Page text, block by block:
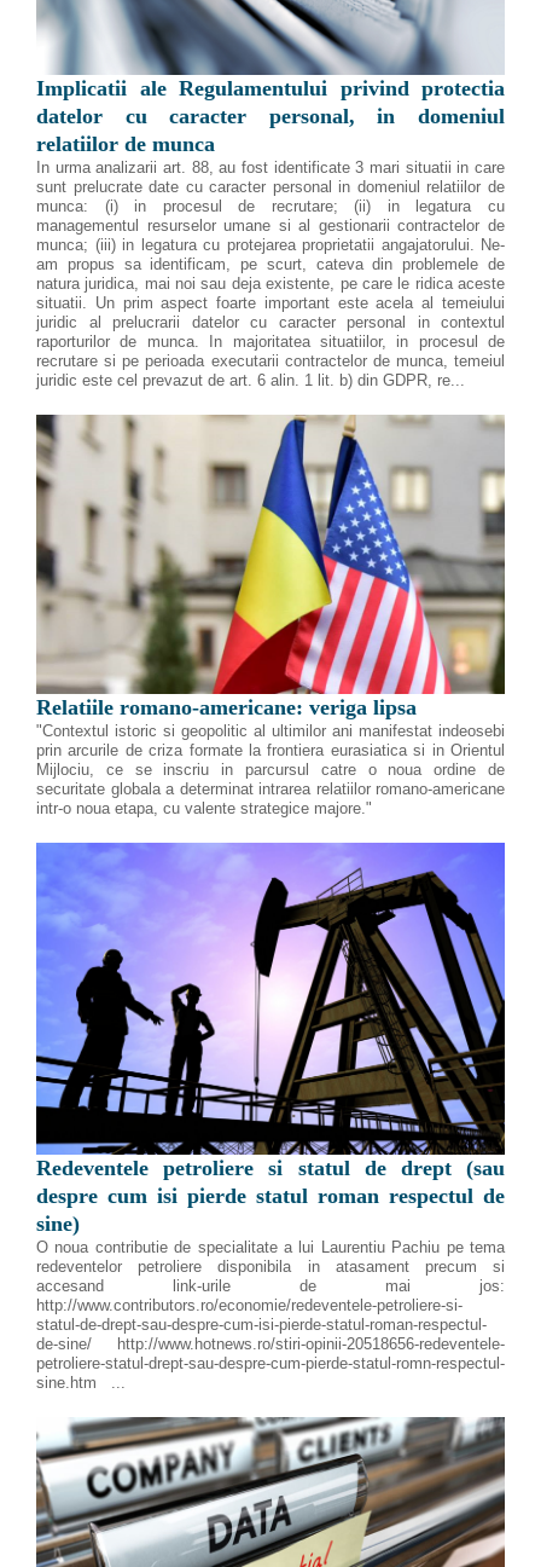
Implicatii ale Regulamentului privind protectia
datelor cu caracter personal, in domeniul
relatiilor de munca
In urma analizarii art. 88, au fost identificate 3 mari situatii in care
sunt prelucrate date cu caracter personal in domeniul relatiilor de
munca: (i) in procesul de recrutare; (ii) in legatura cu
managementul resurselor umane si al gestionarii contractelor de
munca; (iii) in legatura cu protejarea proprietatii angajatorului. Ne-
am propus sa identificam, pe scurt, cateva din problemele de
natura juridica, mai noi sau deja existente, pe care le ridica aceste
situatii. Un prim aspect foarte important este acela al temeiului
juridic al prelucrarii datelor cu caracter personal in contextul
raporturilor de munca. In majoritatea situatiilor, in procesul de
recrutare si pe perioada executarii contractelor de munca, temeiul
juridic este cel prevazut de art. 6 alin. 1 lit. b) din GDPR, re...
Relatiile romano-americane: veriga lipsa
"Contextul istoric si geopolitic al ultimilor ani manifestat indeosebi
prin arcurile de criza formate la frontiera eurasiatica si in Orientul
Mijlociu, ce se inscriu in parcursul catre o noua ordine de
securitate globala a determinat intrarea relatiilor romano-americane
intr-o noua etapa, cu valente strategice majore."
Redeventele petroliere si statul de drept (sau
despre cum isi pierde statul roman respectul de
sine)
O noua contributie de specialitate a lui Laurentiu Pachiu pe tema
redeventelor petroliere disponibila in atasament precum si
accesand link-urile de mai jos:
http://www.contributors.ro/economie/redeventele-petroliere-si-
statul-de-drept-sau-despre-cum-isi-pierde-statul-roman-respectul-
de-sine/ http://www.hotnews.ro/stiri-opinii-20518656-redeventele-
petroliere-statul-drept-sau-despre-cum-pierde-statul-romn-respectul-
sine.htm ...